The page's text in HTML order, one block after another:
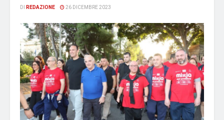
DI REDAZIONE 26 DICEMBRE 2023